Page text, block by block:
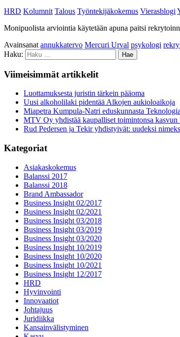
HRD Kolumnit Talous Työntekijäkokemus Vierasblogi
Monipuolista arviointia käytetään apuna paitsi
Avainsanat annukkatervo Mercuri Urval psykologi
Haku:
Viimeisimmät artikkelit
Luottamuksesta juristin tärkein pääoma
Uusi alkoholilaki pidentää Alkojen aukioloaikoja
Miapetra Kumpula-Natri eduskunnasta
MTV Oy yhdistää kaupalliset toimintonsa kasvun
Rud Pedersen ja Tekir yhdistyivät: uudeksi
Kategoriat
Asiakaskokemus
Balanssi 2017
Balanssi 2018
Brand Ambassador
Business Insight 02/2017
Business Insight 02/2021
Business Insight 03/2018
Business Insight 03/2019
Business Insight 03/2020
Business Insight 10/2019
Business Insight 10/2020
Business Insight 10/2021
Business Insight 12/2017
HRD
Hyvinvointi
Innovaatiot
Johtajuus
Juridiikka
Kansainvälistyminen